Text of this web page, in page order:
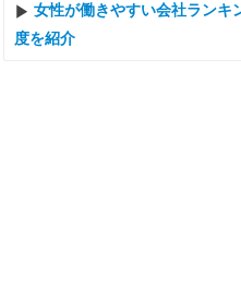
女性が働きやすい会社ランキ
度を紹介